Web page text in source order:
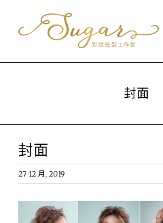
封面
封面
27 12 月, 2019